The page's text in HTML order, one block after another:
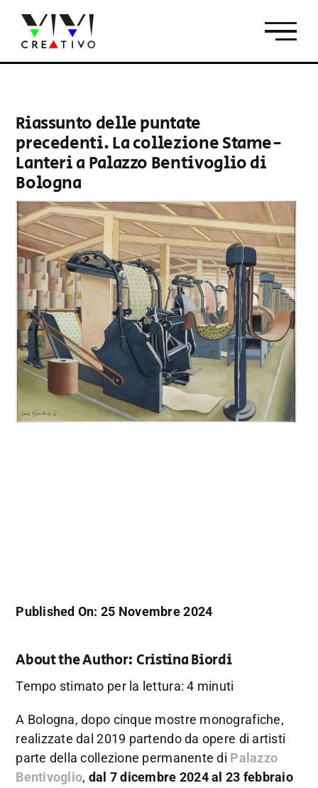
contenuto
Riassunto delle puntate
precedenti. La collezione Stame-
Lanteri a Palazzo Bentivoglio di
Bologna
Published On: 25 Novembre 2024
About the Author: Cristina Biordi
Tempo stimato per la lettura: 4 minuti
A Bologna, dopo cinque mostre monografiche,
realizzate dal 2019 partendo da opere di artisti
parte della collezione permanente di Palazzo
Bentivoglio, dal 7 dicembre 2024 al 23 febbraio